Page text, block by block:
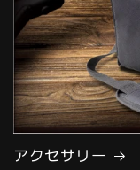
アクセサリー